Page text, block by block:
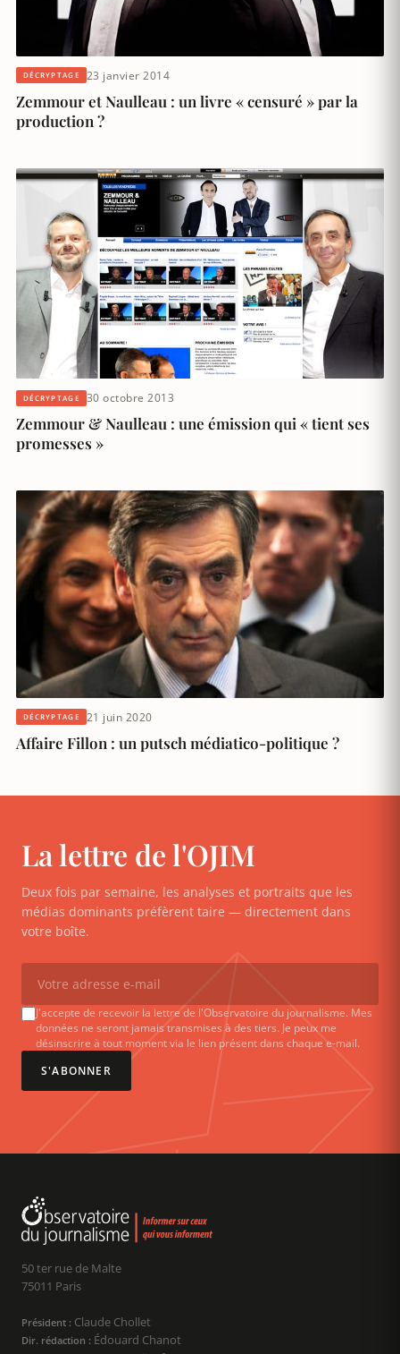
DÉCRYPTAGE 23 janvier 2014
Zemmour et Naulleau : un livre « censuré » par la
production ?
DÉCRYPTAGE 30 octobre 2013
Zemmour & Naulleau : une émission qui « tient ses
promesses »
DÉCRYPTAGE 21 juin 2020
Affaire Fillon : un putsch médiatico-politique ?
La lettre de l'OJIM
Deux fois par semaine, les analyses et portraits que les
médias dominants préfèrent taire — directement dans
votre boîte.
J'accepte de recevoir la lettre de l'Observatoire du journalisme. Mes
données ne seront jamais transmises à des tiers. Je peux me
désinscrire à tout moment via le lien présent dans chaque e-mail.
S'ABONNER
50 ter rue de Malte
75011 Paris
Président : Claude Chollet
Dir. rédaction : Édouard Chanot